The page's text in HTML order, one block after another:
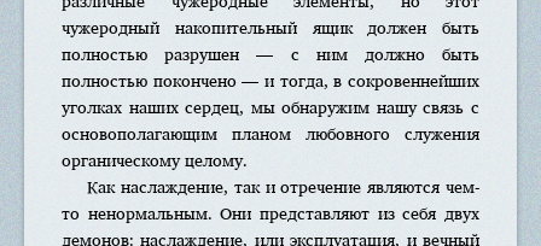
чужеродный накопительный ящик должен быть
полностью разрушен — с ним должно быть
полностью покончено — и тогда, в сокровеннейших
уголках наших сердец, мы обнаружим нашу связь с
основополагающим планом любовного служения
органическому целому.
Как наслаждение, так и отречение являются чем-
то ненормальным. Они представляют из себя двух
демонов: наслаждение, или эксплуатация, и вечный